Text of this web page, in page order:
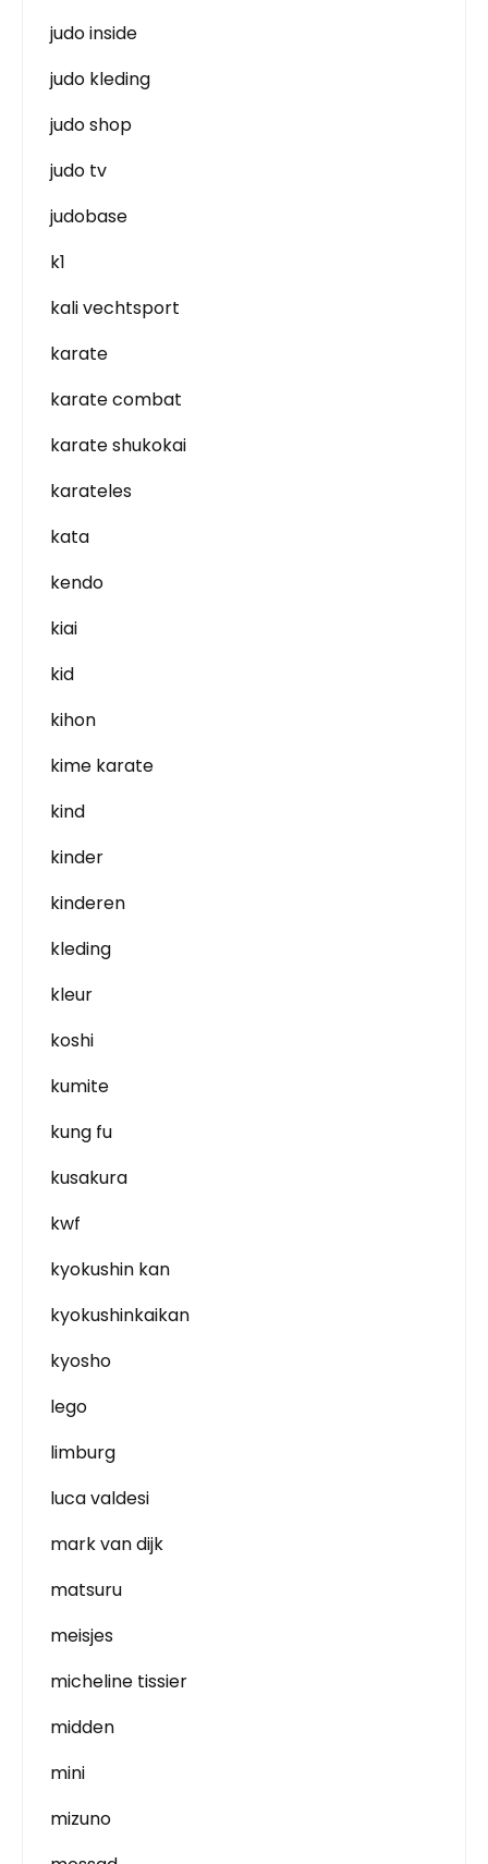
judo inside
judo kleding
judo shop
judo tv
judobase
k1
kali vechtsport
karate
karate combat
karate shukokai
karateles
kata
kendo
kiai
kid
kihon
kime karate
kind
kinder
kinderen
kleding
kleur
koshi
kumite
kung fu
kusakura
kwf
kyokushin kan
kyokushinkaikan
kyosho
lego
limburg
luca valdesi
mark van dijk
matsuru
meisjes
micheline tissier
midden
mini
mizuno